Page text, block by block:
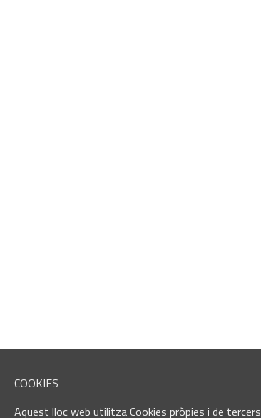
COOKIES
Aquest lloc web utilitza Cookies pròpies i de tercers